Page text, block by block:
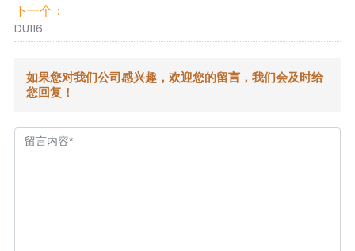
下一个：
DU116
如果您对我们公司感兴趣，欢迎您的留言，我们会及时给
您回复！